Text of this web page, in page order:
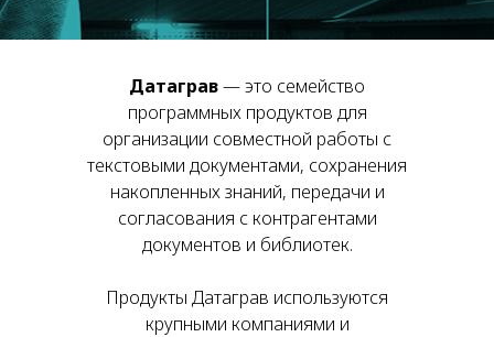
Датаграв— это семейство
программных продуктов для
организации совместной работы с
текстовыми документами, сохранения
накопленных знаний, передачи и
согласования с контрагентами
документов и библиотек.
Продукты Датаграв используются
крупными компаниями и